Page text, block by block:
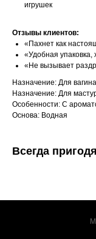
игрушек
Отзывы клиентов:
«Пахнет как
«Удобная упаковка,
«Не вызывает
Назначение: Для
Назначение: Для
Особенности: С
Основа: Водная
Всегда